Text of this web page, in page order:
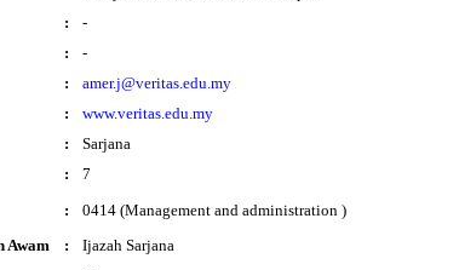
:
-
:
-
:
amer.j@veritas.edu.my
:
www.veritas.edu.my
:
Sarjana
:
7
:
0414 (Management and administration )
Awam
:
Ijazah Sarjana